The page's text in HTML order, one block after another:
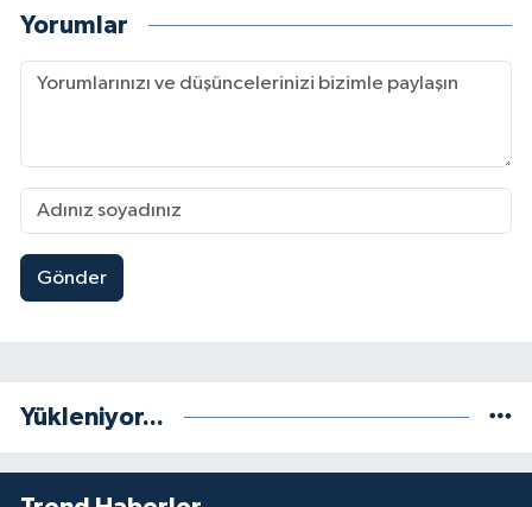
Yorumlar
Gönder
Yükleniyor...